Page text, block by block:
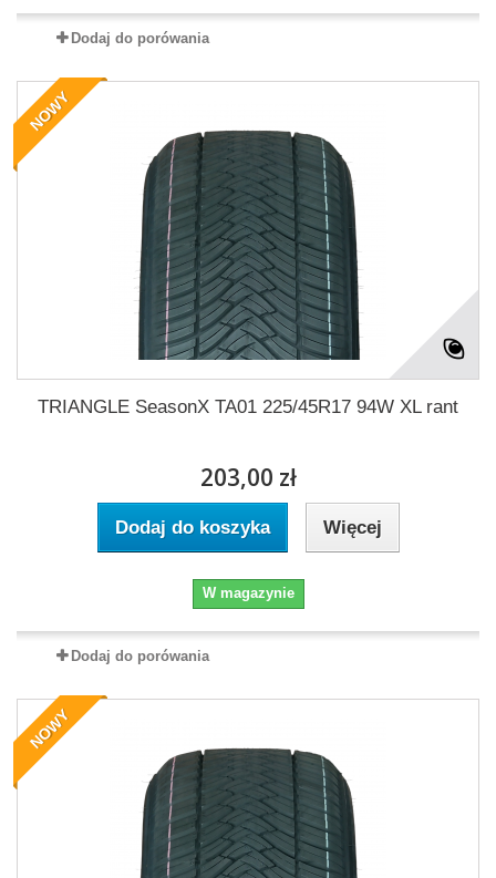
Dodaj do porówania
NOWY
TRIANGLE SeasonX TA01 225/45R17 94W XL rant
203,00 zł
Dodaj do koszyka Więcej
W magazynie
Dodaj do porówania
NOWY